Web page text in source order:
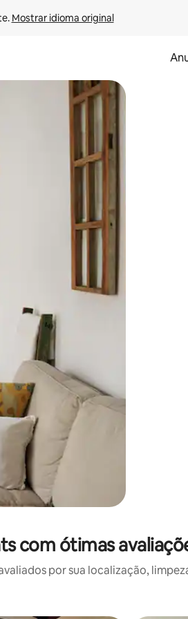
Mostrar idioma original
ou tocando e deslizando o dedo na
com ótimas
por sua localização,